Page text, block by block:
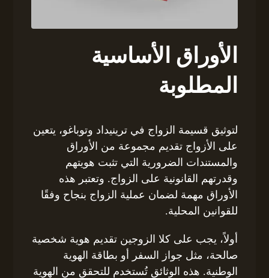
الأوراق الأساسية
المطلوبة
لتوثيق قسيمة الزواج في ترينيداد وتوباغو، يتعين
على الأزواج تقديم مجموعة من الأوراق
والمستندات الضرورية التي تثبت هويتهم
وقدرتهم القانونية على الزواج. وتعتبر هذه
الأوراق مهمة لضمان عملية الزواج بنجاح وفقًا
للقوانين المحلية.
أولاً، يجب على كلا الزوجين تقديم هوية شخصية
صالحة، مثل جواز السفر أو بطاقة الهوية
الوطنية. هذه الوثائق تُستخدم للتحقق من الهوية